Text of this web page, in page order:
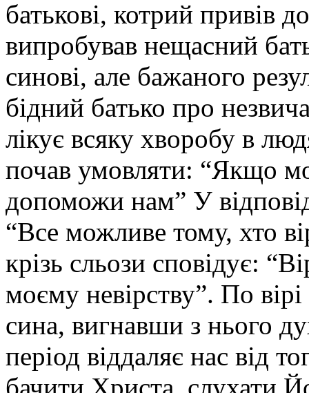
батькові, котрий привів
випробував нещасний
синові, але бажаного
бідний батько про
лікує всяку хворобу в
почав умовляти: “Якщо
допоможи нам” У
“Все можливе тому, хто
крізь сльози сповідує:
моєму невірству”. По
сина, вигнавши з нього
період віддаляє нас від
бачити Христа, слухати